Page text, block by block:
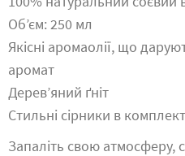
Об’єм: 250 мл
Якісні аромаолії, що
аромат
Дерев’яний ґніт
Стильні сірники в
Запаліть свою атмосферу,